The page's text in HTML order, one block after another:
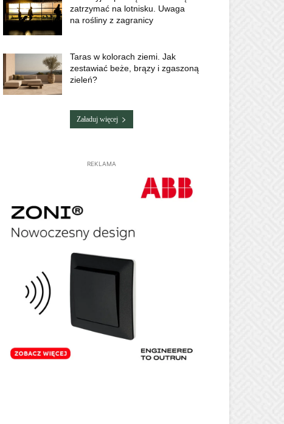
zatrzymać na lotnisku. Uwaga
na rośliny z zagranicy
Taras w kolorach ziemi. Jak
zestawiać beże, brązy i zgaszoną
zieleń?
Załaduj więcej
REKLAMA